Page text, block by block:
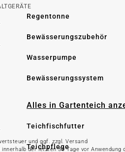
Regentonne
Bewässerungszubehör
Wasserpumpe
Bewässerungssystem
Alles in Gartenteich
Teichfischfutter
Teichpflege
und ggf. zzgl. Versand
der letzten 30 Tage vor Anwendung